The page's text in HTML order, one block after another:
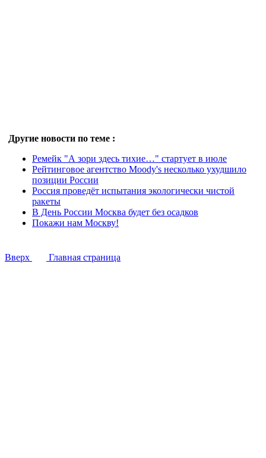
Другие новости по теме :
Ремейк "А зори здесь тихие…" стартует в июле
Рейтинговое агентство Moody's несколько ухудшило
позиции России
Россия проведёт испытания экологически чистой
ракеты
В День России Москва будет без осадков
Покажи нам Москву!
Вверх Главная страница